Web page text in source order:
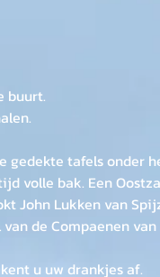
buurt.
gedekte tafels onder
volle bak. Een
John Lukken van
de Compaenen van
u uw drankjes af.